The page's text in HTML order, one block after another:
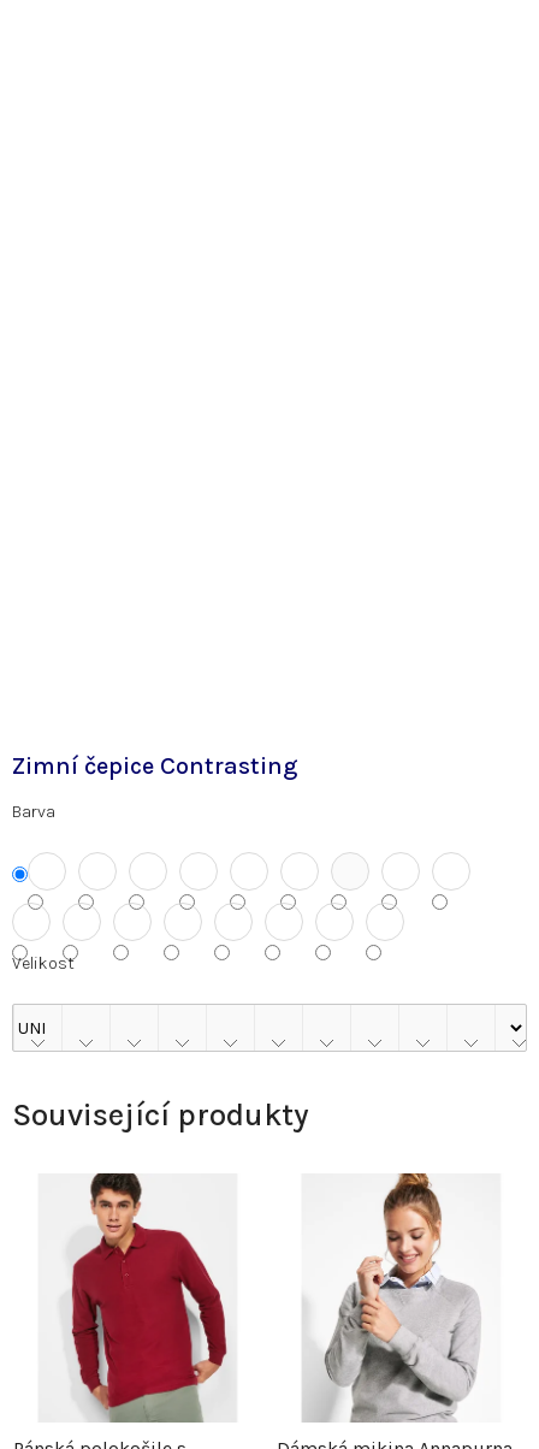
Zimní čepice Contrasting
Barva
Velikost
Související produkty